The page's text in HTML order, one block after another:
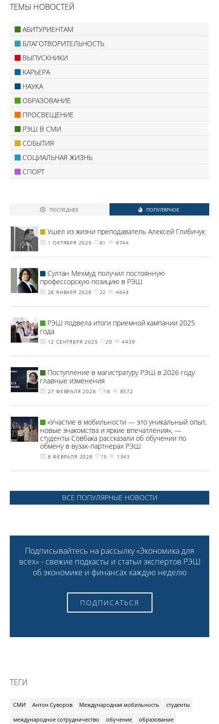
ТЕМЫ НОВОСТЕЙ
АБИТУРИЕНТАМ
БЛАГОТВОРИТЕЛЬНОСТЬ
ВЫПУСКНИКИ
КАРЬЕРА
НАУКА
ОБРАЗОВАНИЕ
ПРОСВЕЩЕНИЕ
РЭШ В СМИ
СОБЫТИЯ
СОЦИАЛЬНАЯ ЖИЗНЬ
СПОРТ
ПОСЛЕДНЕЕ ПОПУЛЯРНОЕ
Ушел из жизни преподаватель Алексей Глибичук
1 ОКТЯБРЯ 2025 61 9744
Султан Мехмуд получил постоянную
профессорскую позицию в РЭШ
26 ЯНВАРЯ 2026 22 4643
РЭШ подвела итоги приемной кампании 2025
года
12 СЕНТЯБРЯ 2025 20 4439
Поступление в магистратуру РЭШ в 2026 году:
главные изменения
27 ФЕВРАЛЯ 2026 16 8572
«Участие в мобильности — это уникальный опыт,
новые знакомства и яркие впечатления», —
студенты Совбака рассказали об обучении по
обмену в вузах-партнерах РЭШ
6 ФЕВРАЛЯ 2026 15 1343
ВСЕ ПОПУЛЯРНЫЕ НОВОСТИ
Подписывайтесь на рассылку «Экономика для
всех» - свежие подкасты и статьи экспертов РЭШ
об экономике и финансах каждую неделю
ПОДПИСАТЬСЯ
ТЕГИ
СМИ Антон Суворов Международная мобильность
студенты
международное сотрудничество
обучение
образование